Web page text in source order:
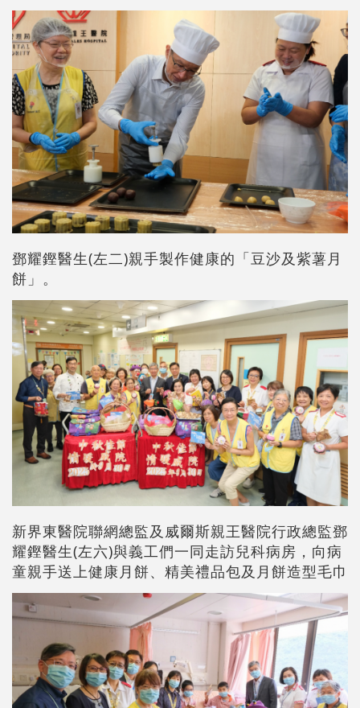
鄧耀鏗醫生(左二)親手製作健康的「豆沙及紫薯月
餅」。
新界東醫院聯網總監及威爾斯親王醫院行政總監鄧
耀鏗醫生(左六)與義工們一同走訪兒科病房，向病
童親手送上健康月餅、精美禮品包及月餅造型毛巾